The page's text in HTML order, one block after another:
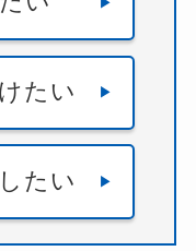
たい
たい